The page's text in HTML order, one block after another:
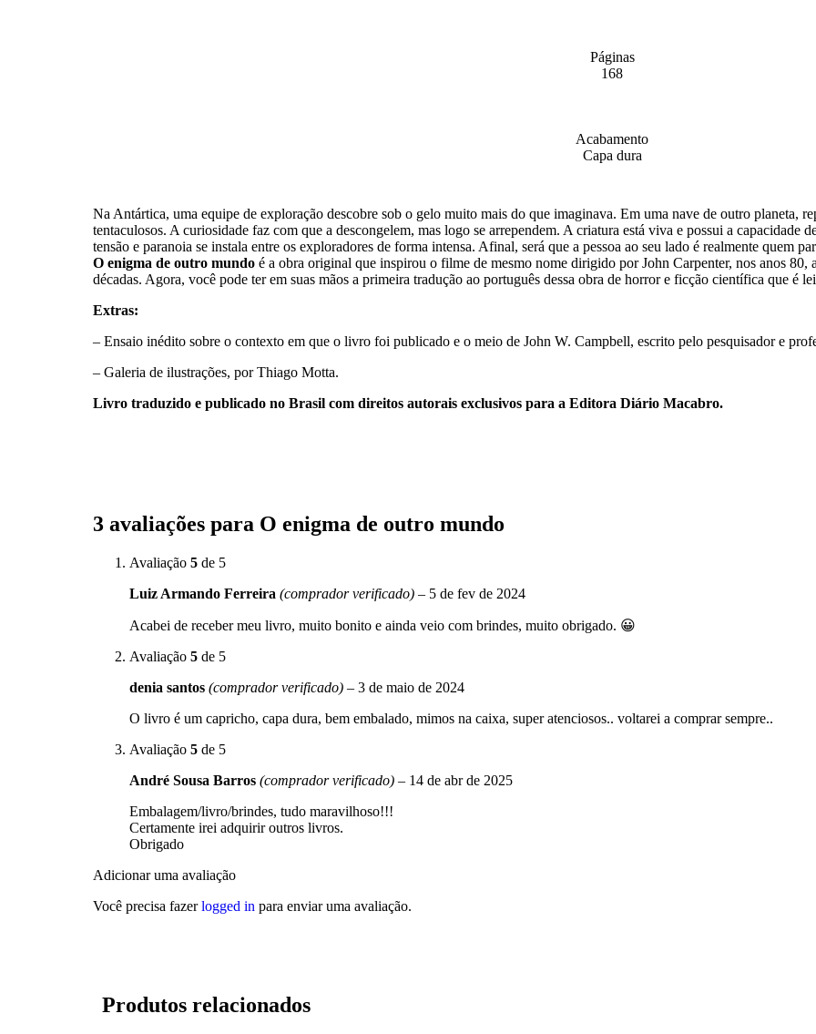
Páginas
168
Acabamento
Capa dura
Na Antártica, uma equipe de exploração descobre sob o gelo muito mais do que imaginava. Em uma nave de outro planeta,
tentaculosos. A curiosidade faz com que a descongelem, mas logo se arrependem. A criatura está viva e possui a capacidade
tensão e paranoia se instala entre os exploradores de forma intensa. Afinal, será que a pessoa ao seu lado é realmente quem
O enigma de outro mundo é a obra original que inspirou o filme de mesmo nome dirigido por John Carpenter, nos anos 80,
décadas. Agora, você pode ter em suas mãos a primeira tradução ao português dessa obra de horror e ficção científica que é
Extras:
– Ensaio inédito sobre o contexto em que o livro foi publicado e o meio de John W. Campbell, escrito pelo pesquisador e
– Galeria de ilustrações, por Thiago Motta.
Livro traduzido e publicado no Brasil com direitos autorais exclusivos para a Editora Diário Macabro.
3 avaliações para O enigma de outro mundo
Avaliação 5 de 5
Luiz Armando Ferreira (comprador verificado) – 5 de fev de 2024
Acabei de receber meu livro, muito bonito e ainda veio com brindes, muito obrigado. 😀
Avaliação 5 de 5
denia santos (comprador verificado) – 3 de maio de 2024
O livro é um capricho, capa dura, bem embalado, mimos na caixa, super atenciosos.. voltarei a comprar sempre..
Avaliação 5 de 5
André Sousa Barros (comprador verificado) – 14 de abr de 2025
Embalagem/livro/brindes, tudo maravilhoso!!!
Certamente irei adquirir outros livros.
Obrigado
Adicionar uma avaliação
Você precisa fazerlogged in para enviar uma avaliação.
Produtos relacionados